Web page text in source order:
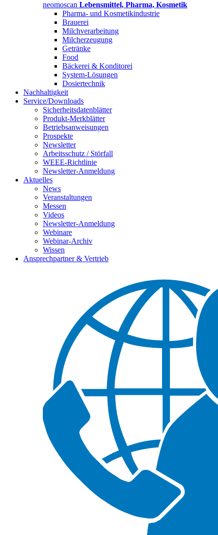
neomoscan Lebensmittel, Pharma, Kosmetik
Pharma- und Kosmetikindustrie
Brauerei
Milchverarbeitung
Milcherzeugung
Getränke
Food
Bäckerei & Konditorei
System-Lösungen
Dosiertechnik
Nachhaltigkeit
Service/Downloads
Sicherheitsdatenblätter
Produkt-Merkblätter
Betriebsanweisungen
Prospekte
Newsletter
Arbeitsschutz / Störfall
WEEE-Richtlinie
Newsletter-Anmeldung
Aktuelles
News
Veranstaltungen
Messen
Videos
Newsletter-Anmeldung
Webinare
Webinar-Archiv
Wissen
Ansprechpartner & Vertrieb